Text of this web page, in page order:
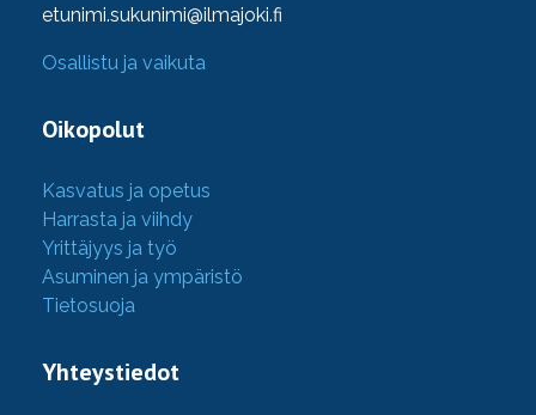
etunimi.sukunimi@ilmajoki.fi
Osallistu ja vaikuta
Oikopolut
Kasvatus ja opetus
Harrasta ja viihdy
Yrittäjyys ja työ
Asuminen ja ympäristö
Tietosuoja
Yhteystiedot